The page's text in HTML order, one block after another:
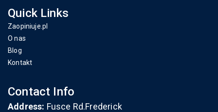
Quick Links
Zaopiniuje.pl
O nas
Blog
Kontakt
Contact Info
Address: Fusce Rd.Frederick